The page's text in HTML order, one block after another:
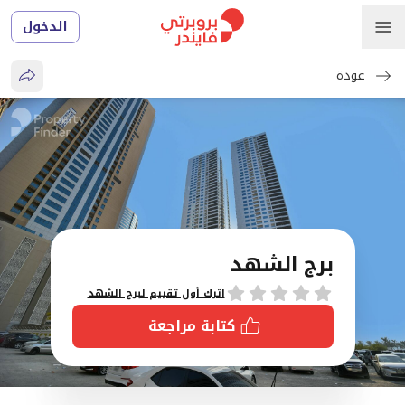
الدخول
عودة
برج الشهد
تقييمات اترك أول تقييم لبرج الشهد
كتابة مراجعة